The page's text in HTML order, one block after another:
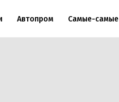
Автопром Самые-самые